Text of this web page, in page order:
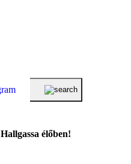
Hallgassa élőben!